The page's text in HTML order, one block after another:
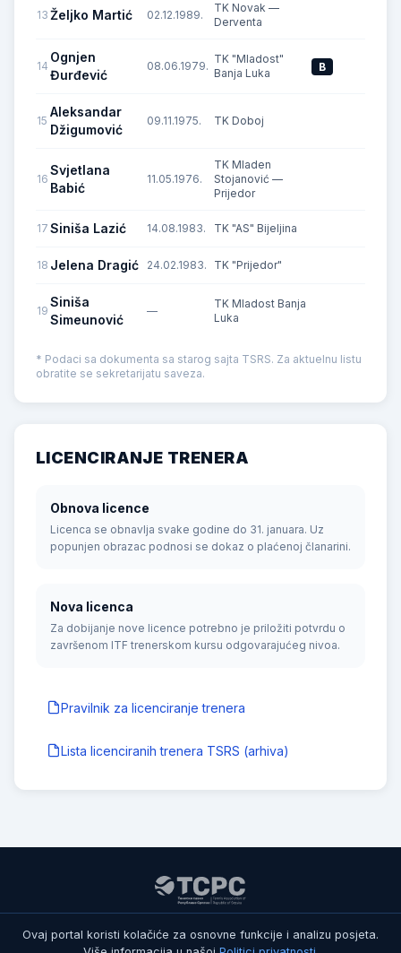
13 Željko Martić 02.12.1989.
TK Novak —
Derventa
14
Ognjen
Đurđević
08.06.1979.
TK "Mladost"
Banja Luka
B
15
Aleksandar
Džigumović
09.11.1975. TK Doboj
16
Svjetlana
Babić
11.05.1976.
TK Mladen
Stojanović —
Prijedor
17 Siniša Lazić 14.08.1983. TK "AS" Bijeljina
18 Jelena Dragić 24.02.1983. TK "Prijedor"
19
Siniša
Simeunović
—
TK Mladost Banja
Luka
* Podaci sa dokumenta sa starog sajta TSRS. Za aktuelnu listu
obratite se sekretarijatu saveza.
LICENCIRANJE TRENERA
Obnova licence
Licenca se obnavlja svake godine do 31. januara. Uz
popunjen obrazac podnosi se dokaz o plaćenoj članarini.
Nova licenca
Za dobijanje nove licence potrebno je priložiti potvrdu o
završenom ITF trenerskom kursu odgovarajućeg nivoa.
Pravilnik za licenciranje trenera
Lista licenciranih trenera TSRS (arhiva)
Politika privatnosti|Uslovi korišćenja
Ovaj portal koristi kolačiće za osnovne funkcije i analizu posjeta.